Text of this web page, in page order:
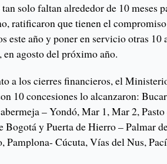
solo faltan alrededor de 10 meses
ratificaron que tienen el
este año y poner en servicio otras 10
en agosto del próximo año.
a los cierres financieros, el
10 concesiones lo alcanzaron:
– Yondó, Mar 1, Mar 2,
Bogotá y Puerta de Hierro – Palmar
Pamplona- Cúcuta, Vías del Nus,